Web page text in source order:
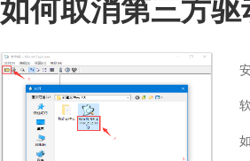
如何取消第三方